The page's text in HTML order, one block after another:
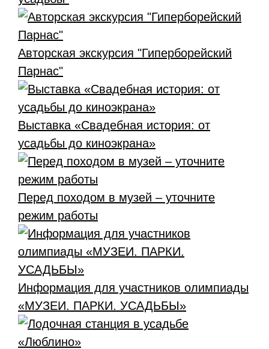
Авторская экскурсия "Гиперборейский
Парнас"
Выставка «Свадебная история: от
усадьбы до киноэкрана»
Перед походом в музей – уточните
режим работы
Информация для участников олимпиады
«МУЗЕИ. ПАРКИ. УСАДЬБЫ»